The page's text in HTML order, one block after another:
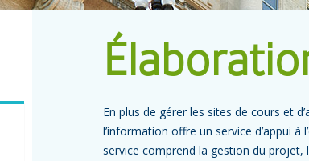
En plus de gérer les sites de cours et
l’information offre un service d’appui
service comprend la gestion du projet,